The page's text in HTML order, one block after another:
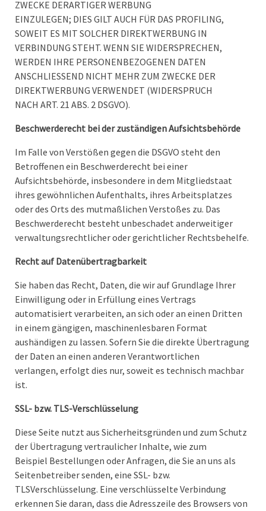
ZWECKE DERARTIGER WERBUNG
EINZULEGEN; DIES GILT AUCH FÜR DAS PROFILING,
SOWEIT ES MIT SOLCHER DIREKTWERBUNG IN
VERBINDUNG STEHT. WENN SIE WIDERSPRECHEN,
WERDEN IHRE PERSONENBEZOGENEN DATEN
ANSCHLIESSEND NICHT MEHR ZUM ZWECKE DER
DIREKTWERBUNG VERWENDET (WIDERSPRUCH
NACH ART. 21 ABS. 2 DSGVO).
Beschwerderecht bei der zuständigen Aufsichtsbehörde
Im Falle von Verstößen gegen die DSGVO steht den
Betroffenen ein Beschwerderecht bei einer
Aufsichtsbehörde, insbesondere in dem Mitgliedstaat
ihres gewöhnlichen Aufenthalts, ihres Arbeitsplatzes
oder des Orts des mutmaßlichen Verstoßes zu. Das
Beschwerderecht besteht unbeschadet anderweitiger
verwaltungsrechtlicher oder gerichtlicher Rechtsbehelfe.
Recht auf Datenübertragbarkeit
Sie haben das Recht, Daten, die wir auf Grundlage Ihrer
Einwilligung oder in Erfüllung eines Vertrags
automatisiert verarbeiten, an sich oder an einen Dritten
in einem gängigen, maschinenlesbaren Format
aushändigen zu lassen. Sofern Sie die direkte Übertragung
der Daten an einen anderen Verantwortlichen
verlangen, erfolgt dies nur, soweit es technisch machbar
ist.
SSL- bzw. TLS-Verschlüsselung
Diese Seite nutzt aus Sicherheitsgründen und zum Schutz
der Übertragung vertraulicher Inhalte, wie zum
Beispiel Bestellungen oder Anfragen, die Sie an uns als
Seitenbetreiber senden, eine SSL- bzw.
TLSVerschlüsselung. Eine verschlüsselte Verbindung
erkennen Sie daran, dass die Adresszeile des Browsers von